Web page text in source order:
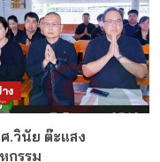
ง
.วินัย ต๊ะแสง
กรรม